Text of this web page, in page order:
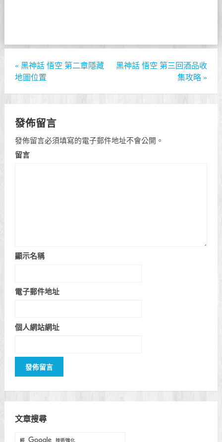
« 黑神話 悟空 第二章隱藏
地圖位置
黑神話 悟空 第三回酒品收
集攻略 »
發佈留言
發佈留言必須填寫的電子郵件地址不會公開。
留言
顯示名稱
電子郵件地址
個人網站網址
文章搜尋